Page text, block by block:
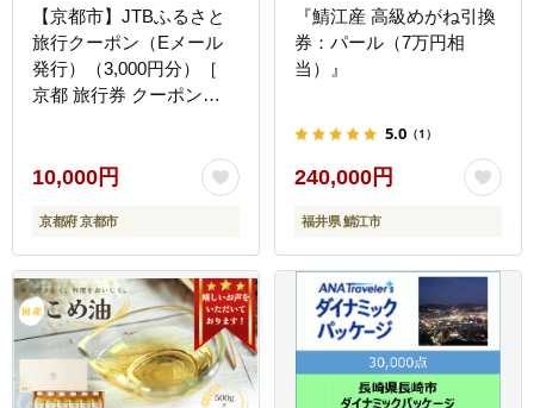
【京都市】JTBふるさと
旅行クーポン（Eメール
発行）（3,000円分）［
京都 旅行券 クーポン
フト 宿泊券 ホテル 旅館
宿泊 観光 グルメ 人気 お
すすめ ふるさと納税 ］
10,000円
京都府 京都市
『鯖江産 高級めがね引換
券：パール（7万円相
当）』
5.0 （1）
240,000円
福井県 鯖江市